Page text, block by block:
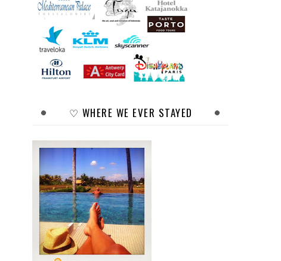
♡ WHERE WE EVER STAYED